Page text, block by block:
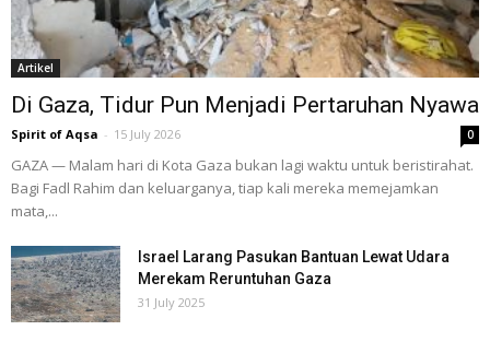
Artikel
Di Gaza, Tidur Pun Menjadi Pertaruhan Nyawa
Spirit of Aqsa - 15 July 2026 0
GAZA — Malam hari di Kota Gaza bukan lagi waktu untuk beristirahat.
Bagi Fadl Rahim dan keluarganya, tiap kali mereka memejamkan
mata,...
Israel Larang Pasukan Bantuan Lewat Udara
Merekam Reruntuhan Gaza
31 July 2025